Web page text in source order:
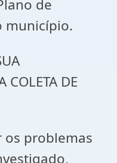
de
município.
COLETA DE